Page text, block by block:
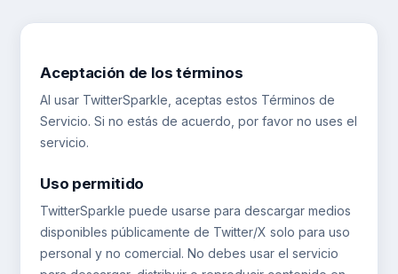
Aceptación de los términos
Al usar TwitterSparkle, aceptas estos Términos de
Servicio. Si no estás de acuerdo, por favor no uses el
servicio.
Uso permitido
TwitterSparkle puede usarse para descargar medios
disponibles públicamente de Twitter/X solo para uso
personal y no comercial. No debes usar el servicio